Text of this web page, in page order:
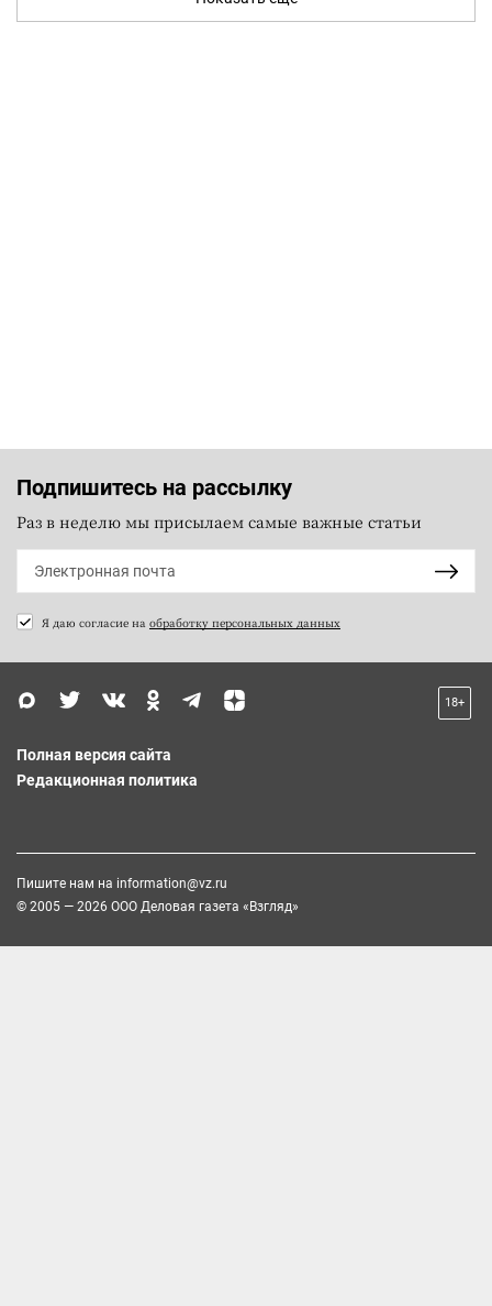
Подпишитесь на рассылку
Раз в неделю мы присылаем самые важные статьи
Я даю согласие на обработку персональных данных
18+
Полная версия сайта
Редакционная политика
Пишите нам на information@vz.ru
© 2005 — 2026 ООО Деловая газета «Взгляд»